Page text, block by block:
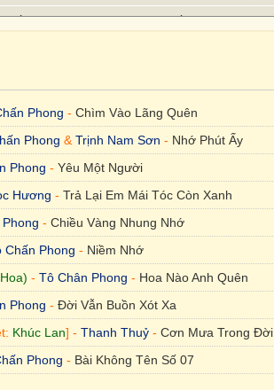
Phong - Bài Không Tên Số 07
Phong - Chìm Vào Lãng Quên
Phong & Trịnh Nam Sơn - Nhớ Phút Ấy
Phong - Yêu Một Người
Hương - Trả Lại Em Mái Tóc Còn Xanh
- Chiều Vàng Nhung Nhớ
Chấn Phong - Niềm Nhớ
- Tô Chân Phong - Hoa Nào Anh Quên
Phong - Đời Vẫn Buồn Xót Xa
Khúc Lan] - Thanh Thuỷ - Cơn Mưa Trong Đời
Phong - Bài Không Tên Số 07